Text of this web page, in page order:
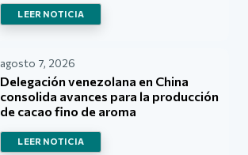
LEER NOTICIA
agosto 7, 2026
Delegación venezolana en China
consolida avances para la producción
de cacao fino de aroma
LEER NOTICIA